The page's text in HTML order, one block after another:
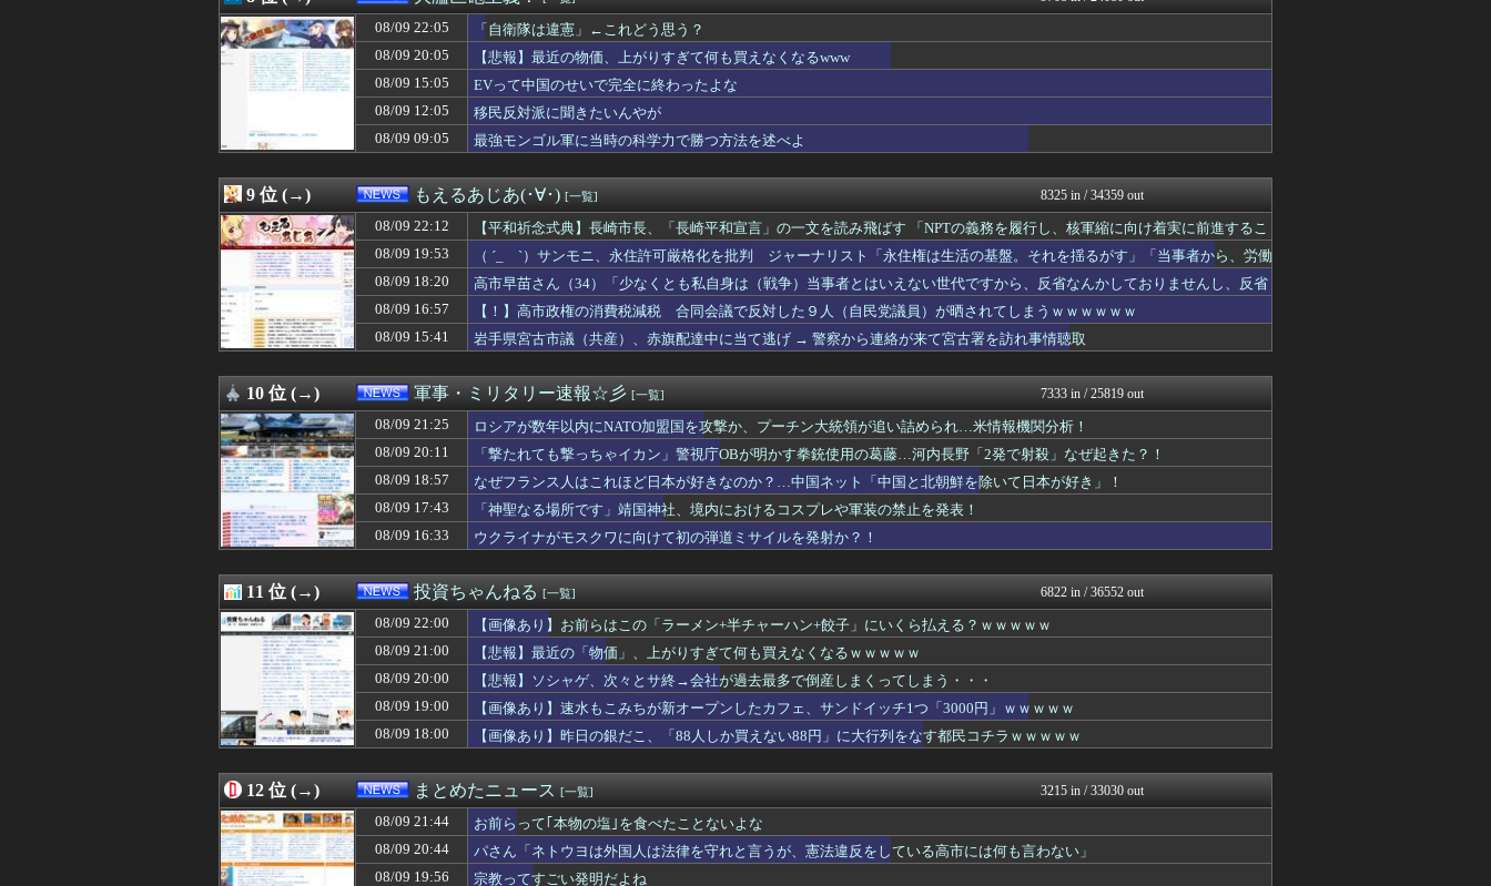
08/09 19:30
【新宿強盗】18歳中国人がトクリュウ指示役で逮捕、実行役に「結束バンドで縛れ」...
08/09 19:29
長崎の語り部のお爺ちゃん(84)、学生に『日本も核武装が必要』と言われびっくり
08/09 19:21
高市首相 子供のSNS年齢制限法案提出検討
08/09 19:20
【大阪高裁】在日コリアンへの名誉棄損、泉南市議に再び賠償命令 SNS投稿、攻撃...
キムチ速報
08/09 19:15
習近平潰せば分裂してくんじゃね？ 〜 【中共を共産主義独裁から解放】「いずれ本...
【悲報】日本の警察が拳銃で凶悪犯を射殺すると「本当に正しかったのか？」と疑われ...
08/09 19:10
【速報】中国、熊本の被災地に10トンの支援物資を黙々と輸送して中国大使館が大声...
おーるじゃんる
08/09 19:09
熊本避難所で大工が手伝おうとしたら「勝手な事するな」と行政側に止められた！との...
U-1 NEWS.
08/09 19:08
ターン制RPGファン「ターン制にはターン制の良さがあると思います」
まとめたニュース
08/09 19:03
【動画】スシロー、テロ被害再びｗｗｗｗｗｗｗｗｗｗｗｗ
watch＠２ちゃんねる
08/09 19:00
【愛知】溺れかけた小学生の息子を助けようと…40歳父親が溺れ死亡 家族3人で川...
痛いニュース(ﾉ∀`)
08/09 19:00
古市憲寿、中居正広問題で第三委を批判「反論をほぼ無視」「彼らが一方的に言ったこ...
アルファルファモザイク＠ネ...
08/09 19:00
【悲報】高市政権の消費税減税に反対している9人の自民党議員が全て判明ｗｗｗｗｗ...
黒マッチョニュース
08/09 19:00
【画像あり】速水もこみちが新オープンしたカフェ、サンドイッチ1つ「3000円」...
投資ちゃんねる
08/09 19:00
【台湾】長崎式典の参加者格下げ 席が「使節団区域外」と抗議 「中国に追従...
みそパンNEWS
08/09 19:00
絵師「このイラストを描く過程をタイムラプスで動画にしました！」→とんでもないも...
オレ的ゲーム速報＠刃
08/09 19:00
【43億円】ジャンプ公式で注文キャンセル繰り返した女、逮捕される
モッコスヌ〜ン
08/09 18:57
なぜフランス人はこれほど日本が好きなのか？…中国ネット「中国と北朝鮮を除いて日...
軍事・ミリタリー速報☆彡
08/09 18:55
所得連動給付、公金受取口座登録者の申請不要…自治体の事務負担軽減へ 法整備検討...
国難にあってもの申す！！
08/09 18:50
テスラ、26年中に日本の納車拠点を6割増 販売急増による混乱収拾へ
ゆめ痛 -自動車まとめブロ...
08/09 18:41
Amazon、楽天で見つけた特価品あれこれ
かせまと！
08/09 18:40
長崎市平和祈念式典で台湾駐日代表を冷遇「核兵器開発計画を拡張している中国の意向...
にゅーすアルー！
08/09 18:33
女だけどバイト先でいじめられてて辛い
ふぇー速
08/09 18:33
例の「琵琶湖三市同時花火」新展開
08/09 18:33
【悲報】高市、国民栄誉賞で記念品に自分の名前を入れ自分メインのPV撮影して炎上...
watch＠２ちゃんねる
08/09 18:30
【？？？】渡邊渚さん「私がPTSDと診断された当時、世間はまだPTSDという言...
アルファルファモザイク＠ネ...
08/09 18:29
「セルフレジは便利」のはずだったのに…誰もが感じる「使いづらさ」がなくならない...
日本第一！ニュース録
08/09 18:20
高市早苗さん（34）「少なくとも私自身は（戦争）当事者とはいえない世代ですから...
もえるあじあ(･∀･)
08/09 18:20
【韓国サッカー協会】 外国人審判約10人に性的接待か…14～15年前のW杯・五...
キムチ速報
08/09 18:15
3歳の記憶で語られても 〜 長崎の語り部のお爺ちゃん(84)、学生に『日本も核...
08/09 18:13
台風15号｢チャンホン｣の進路なんやねんこれ
理想ちゃんねる
08/09 18:12
【悲報】大分県、ガチで逝く・・・・・・
08/09 18:10
琵琶湖三市同時花火大会、開催中止を発表 場所時刻不明・許可なし・交通整理なし・...
ガハろぐNewsヽ(･ω･...
08/09 18:10
【速報】「琵琶湖三市同時花火」当然、開催中止を発表 主催「今後案内するので個別...
08/09 18:09
中国の農村で横暴を働く官吏一家を殺害した男、指名手配されて警察が追跡するも農民...
U-1 NEWS.
08/09 18:08
赤旗配達中の共産党市議（７８）、車で民家当て逃げ
まとめたニュース
08/09 18:03
【驚愕】インドネシアに「ドラえもん」が１６人いるｗｗｗｗｗｗｗｗｗｗｗ
watch＠２ちゃんねる
08/09 18:02
ビニールハウスからシャインマスカット約200房を盗んだ無職の男逮捕 岡山
08/09 18:00
【米国】「泣き言やめて仕事見つけろ。ラーメンを食え」議員らの投稿にバンス氏が猛...
黒マッチョニュース
08/09 18:00
【お金】お盆の帰省は、妻が「新幹線のほうが楽」と譲りません。私は車で節約したい...
常識的に考えた
08/09 22:05
「自衛隊は違憲」←これどう思う？
08/09 20:05
【悲報】最近の物価、上がりすぎて何も買えなくなるwww
08/09 15:05
EVって中国のせいで完全に終わったよな
08/09 12:05
移民反対派に聞きたいんやが
08/09 09:05
最強モンゴル軍に当時の科学力で勝つ方法を述べよ
9 位 (→) もえるあじあ(･∀･) [一覧] 8325 in / 34359 out
08/09 22:12
【平和祈念式典】長崎市長、「長崎平和宣言」の一文を読み飛ばす 「NPTの義務を履行し、核軍縮に向け着実に前進するこ
とを求めます」
08/09 19:53
（ ´_ゝ`）サンモニ、永住許可厳格化を批判 ジャーナリスト「永住権は生活の基盤。それを揺るがす」「当事者から、労働
力としてだけ求められ住民とはみられないのかという声」アナ「政府によって、ヘイトがより進んでしまう」
08/09 18:20
高市早苗さん（34）「少なくとも私自身は（戦争）当事者とはいえない世代ですから、反省なんかしておりませんし、反省
を求められるいわれもないと思っております」
08/09 16:57
【！】高市政権の消費税減税 合同会議で反対した９人（自民党議員）が晒されてしまうｗｗｗｗｗｗ
08/09 15:41
岩手県宮古市議（共産）、赤旗配達中に当て逃げ → 警察から連絡が来て宮古署を訪れ事情聴取
10 位 (→) 軍事・ミリタリー速報☆彡 [一覧] 7333 in / 25819 out
08/09 21:25
ロシアが数年以内にNATO加盟国を攻撃か、プーチン大統領が追い詰められ…米情報機関分析！
08/09 20:11
「撃たれても撃っちゃイカン」警視庁OBが明かす拳銃使用の葛藤…河内長野「2発で射殺」なぜ起きた？！
08/09 18:57
なぜフランス人はこれほど日本が好きなのか？…中国ネット「中国と北朝鮮を除いて日本が好き」！
08/09 17:43
「神聖なる場所です」靖国神社、境内におけるコスプレや軍装の禁止を発表！
08/09 16:33
ウクライナがモスクワに向けて初の弾道ミサイルを発射か？！
11 位 (→) 投資ちゃんねる [一覧] 6822 in / 36552 out
08/09 22:00
【画像あり】お前らはこの「ラーメン+半チャーハン+餃子」にいくら払える？ｗｗｗｗｗ
08/09 21:00
【悲報】最近の「物価」、上がりすぎて何も買えなくなるｗｗｗｗｗ
08/09 20:00
【悲報】ソシャゲ、次々とサ終→会社が過去最多で倒産しまくってしまう・・・
08/09 19:00
【画像あり】速水もこみちが新オープンしたカフェ、サンドイッチ1つ「3000円」ｗｗｗｗｗ
08/09 18:00
【画像あり】昨日の銀だこ、「88人しか買えない88円」に大行列をなす都民コチラｗｗｗｗｗ
12 位 (→) まとめたニュース [一覧] 3215 in / 33030 out
08/09 21:44
お前らって｢本物の塩｣を食べたことないよな
08/09 20:44
パさん「ネトウヨは外国人は法律を守れと言うが、憲法違反をしている高市には何も言わない」
08/09 19:56
宗教ってすごい発明だよね